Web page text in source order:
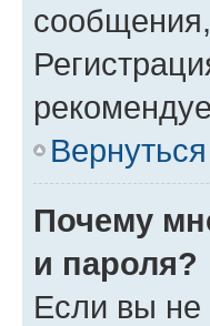
Почему
и пароля?
Если вы